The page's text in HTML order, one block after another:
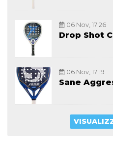
06 Nov, 17:26
Drop Shot
06 Nov, 17:19
Sane